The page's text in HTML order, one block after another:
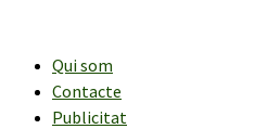
contingutQui som
Contacte
Publicitat